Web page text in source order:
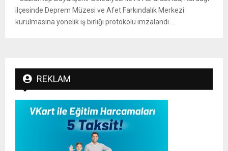
ilçesinde Deprem Müzesi ve Afet Farkındalık Merkezi
kurulmasına yönelik iş birliği protokolü imzalandı. ..
REKLAM